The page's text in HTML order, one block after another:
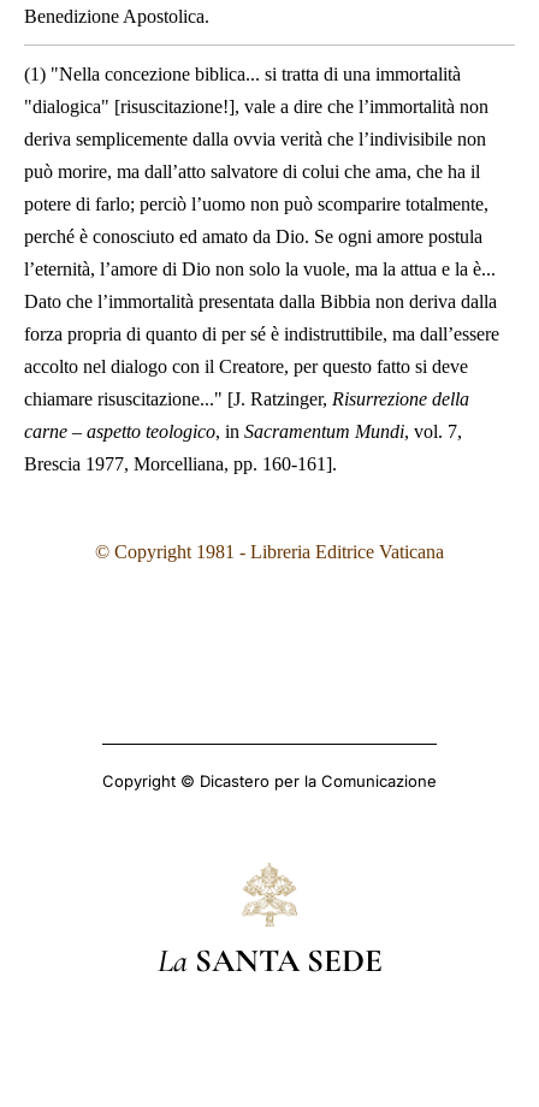
Benedizione Apostolica.
(1) "Nella concezione biblica... si tratta di una immortalità
"dialogica" [risuscitazione!], vale a dire che l’immortalità non
deriva semplicemente dalla ovvia verità che l’indivisibile non
può morire, ma dall’atto salvatore di colui che ama, che ha il
potere di farlo; perciò l’uomo non può scomparire totalmente,
perché è conosciuto ed amato da Dio. Se ogni amore postula
l’eternità, l’amore di Dio non solo la vuole, ma la attua e la è...
Dato che l’immortalità presentata dalla Bibbia non deriva dalla
forza propria di quanto di per sé è indistruttibile, ma dall’essere
accolto nel dialogo con il Creatore, per questo fatto si deve
chiamare risuscitazione..." [J. Ratzinger, Risurrezione della
carne – aspetto teologico, in Sacramentum Mundi, vol. 7,
Brescia 1977, Morcelliana, pp. 160-161].
© Copyright 1981 - Libreria Editrice Vaticana
Copyright © Dicastero per la Comunicazione
La SANTA SEDE